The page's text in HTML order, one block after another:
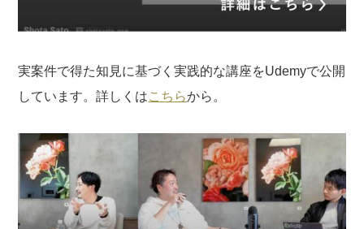
実案件で得た知見に基づく実践的な講座をUdemyで公開
しています。詳しくはこちらから。